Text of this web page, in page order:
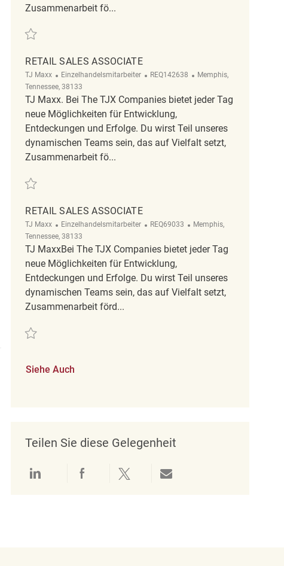
Zusammenarbeit fö...
Retten Retail sales associate REQ116793
RETAIL SALES ASSOCIATE
TJ Maxx Kategorie
Einzelhandelsmitarbeiter ReqId
REQ142638 Ort
Memphis,
Tennessee, 38133
TJ Maxx. Bei The TJX Companies bietet jeder Tag
neue Möglichkeiten für Entwicklung,
Entdeckungen und Erfolge. Du wirst Teil unseres
dynamischen Teams sein, das auf Vielfalt setzt,
Zusammenarbeit fö...
Retten Retail Sales Associate REQ142638
RETAIL SALES ASSOCIATE
TJ Maxx Kategorie
Einzelhandelsmitarbeiter ReqId
REQ69033 Ort
Memphis,
Tennessee, 38133
TJ MaxxBei The TJX Companies bietet jeder Tag
neue Möglichkeiten für Entwicklung,
Entdeckungen und Erfolge. Du wirst Teil unseres
dynamischen Teams sein, das auf Vielfalt setzt,
Zusammenarbeit förd...
Retten Retail Sales Associate REQ69033
Siehe Auch
Teilen Sie diese Gelegenheit
Über LinkedIn teilenÜber Facebook teilen
Über Twitter teilenPer E-Mail teilen